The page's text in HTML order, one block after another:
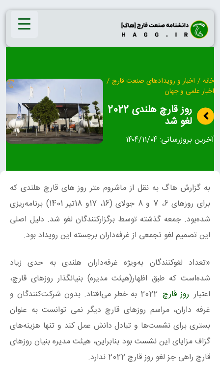
Skip
content
خانه / اخبار و رویدادهای صنعت قارچ /
اخبار علمی و جهان
روز قارچ هلندی 2022
لغو شد
آخرین بروزرسانی:۱۴۰۴/۱۱/۰۴
به گزارش هاگ به نقل از ماشروم متر روز های قارچ هلندی که
برای روزهای 6، 7 و 8 جولای (16، 17و 18تیر 1401) برنامه‌ریزی
شده‌بود. جمعه گذشته توسط برگزارکنندگان لغو شد. دلیل اصلی
این تصمیم لغو تجمعی از غرفه‌داران برجسته این رویداد بود.
«تعداد لغوکنندگان به‌ویژه غرفه‌داران هلندی به حدی زیاد
شده‌است که طبق اظهار(هیئت مدیره) بنیانگذار روزهای قارچ،
اعتبار روز قارچ
2022 به خطر می‌افتاد. بدون شرکت‌کنندگان و
غرفه داران، مراسم روزهای قارچ دیگر نمی توانست به عنوان
بستری برای نشست‌ها و تبادل دانش عمل کند و تنها هزینه‌های
گزاف مزایای این نشست بود بنابراین، هیئت مدیره بنیان روزهای
قارچ راهی جز لغو روز قارچ 2022 ندارد.